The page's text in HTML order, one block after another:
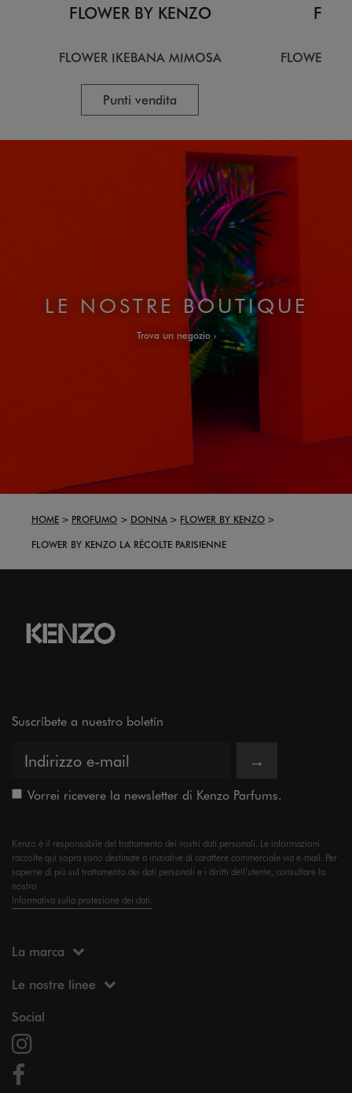
FLOWER BY KENZO
FLOWER IKEBANA MIMOSA
Punti vendita
FLOWER
LE NOSTRE BOUTIQUE
Trova un negozio
HOME PROFUMO DONNA
FLOWER BY KENZO
FLOWER BY KENZO LA RÉCOLTE PARISIENNE
Suscríbete a nuestro boletín
→
Vorrei ricevere la newsletter di Kenzo Parfums.
Kenzo è il responsabile del trattamento dei vostri dati personali. Le informazioni
raccolte qui sopra sono destinate a iniziative di carattere commerciale via e-mail. Per
saperne di più sul trattamento dei dati personali e i diritti dell’utente, consultare la
nostra
Informativa sulla protezione dei dati.
La marca
Le nostre linee
Social